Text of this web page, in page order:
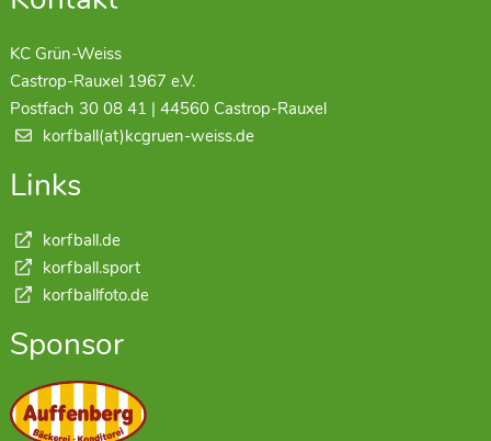
KC Grün-Weiss
Castrop-Rauxel 1967 e.V.
Postfach 30 08 41 | 44560 Castrop-Rauxel
korfball(at)kcgruen-weiss.de
Links
korfball.de
korfball.sport
korfballfoto.de
Sponsor